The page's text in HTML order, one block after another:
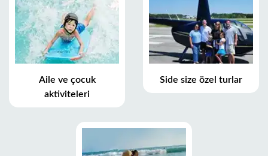
Aile ve çocuk
aktiviteleri
Side size özel turlar